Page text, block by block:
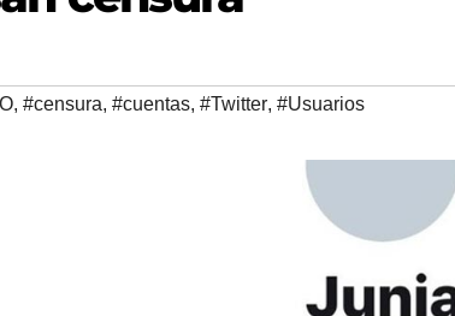
, #censura, #cuentas, #Twitter, #Usuarios